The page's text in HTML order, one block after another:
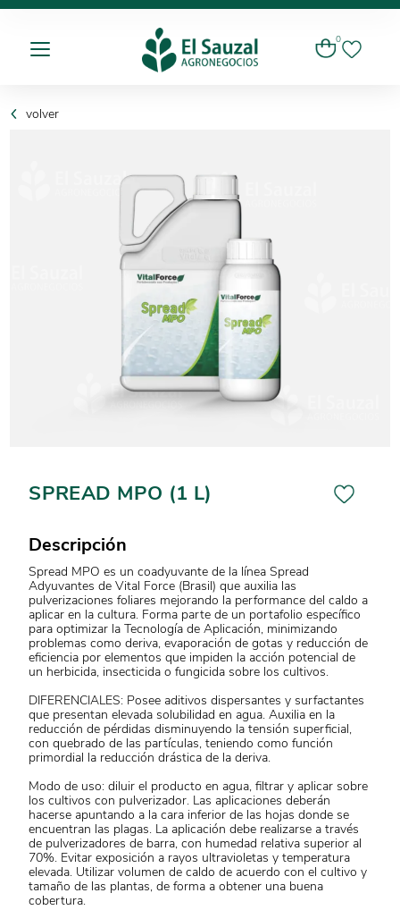
0
volver
SPREAD MPO (1 L)
Descripción
Spread MPO es un coadyuvante de la línea Spread
Adyuvantes de Vital Force (Brasil) que auxilia las
pulverizaciones foliares mejorando la performance del caldo a
aplicar en la cultura. Forma parte de un portafolio específico
para optimizar la Tecnología de Aplicación, minimizando
problemas como deriva, evaporación de gotas y reducción de
eficiencia por elementos que impiden la acción potencial de
un herbicida, insecticida o fungicida sobre los cultivos.
DIFERENCIALES: Posee aditivos dispersantes y surfactantes
que presentan elevada solubilidad en agua. Auxilia en la
reducción de pérdidas disminuyendo la tensión superficial,
con quebrado de las partículas, teniendo como función
primordial la reducción drástica de la deriva.
Modo de uso: diluir el producto en agua, filtrar y aplicar sobre
los cultivos con pulverizador. Las aplicaciones deberán
hacerse apuntando a la cara inferior de las hojas donde se
encuentran las plagas. La aplicación debe realizarse a través
de pulverizadores de barra, con humedad relativa superior al
70%. Evitar exposición a rayos ultravioletas y temperatura
elevada. Utilizar volumen de caldo de acuerdo con el cultivo y
tamaño de las plantas, de forma a obtener una buena
cobertura.